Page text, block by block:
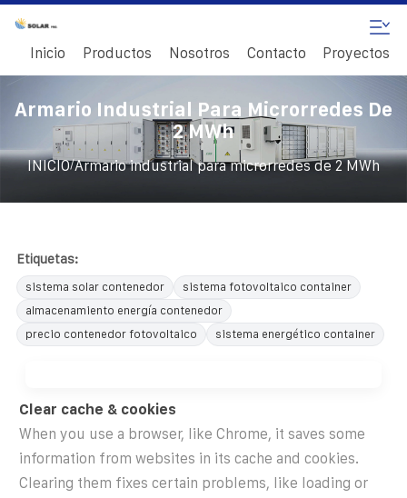
Inicio Productos Nosotros Contacto Proyectos
Armario Industrial Para Microrredes De
2 MWh
INICIO/Armario industrial para microrredes de 2 MWh
Etiquetas:
sistema solar contenedor
sistema fotovoltaico container
almacenamiento energía contenedor
precio contenedor fotovoltaico
sistema energético container
Clear cache & cookies
When you use a browser, like Chrome, it saves some
information from websites in its cache and cookies.
Clearing them fixes certain problems, like loading or